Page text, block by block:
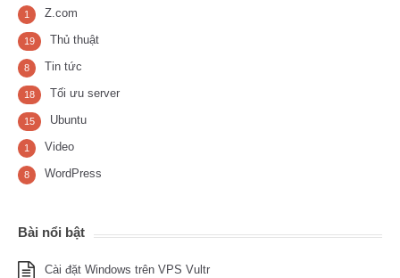
Z.com
1
Thủ thuật
19
Tin tức
8
Tối ưu server
18
Ubuntu
15
Video
1
WordPress
8
Bài nổi bật
Cài đặt Windows trên VPS Vultr